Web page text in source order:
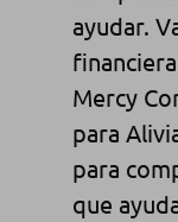
ayudar.
Mercy
para
para
que